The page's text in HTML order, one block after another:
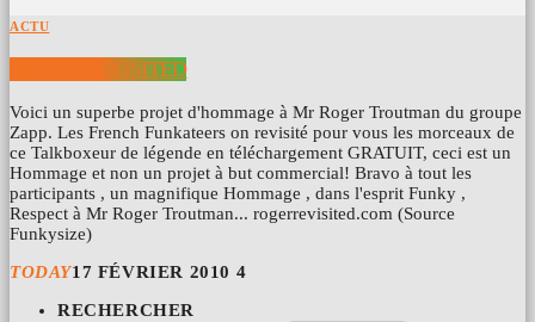
ACTU
ROGER REVISITED
Voici un superbe projet d'hommage à Mr Roger Troutman du groupe
Zapp. Les French Funkateers on revisité pour vous les morceaux de
ce Talkboxeur de légende en téléchargement GRATUIT, ceci est un
Hommage et non un projet à but commercial! Bravo à tout les
participants , un magnifique Hommage , dans l'esprit Funky ,
Respect à Mr Roger Troutman... rogerrevisited.com (Source
Funkysize)
TODAY17 FÉVRIER 2010 4
RECHERCHER